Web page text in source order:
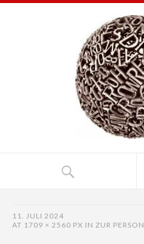
11. JULI 2024
AT 1709 × 2560 PX IN ZUR PERSON